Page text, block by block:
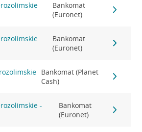
Bankomat
(Euronet)
Bankomat
(Euronet)
Bankomat (Planet
Cash)
-
Bankomat
(Euronet)